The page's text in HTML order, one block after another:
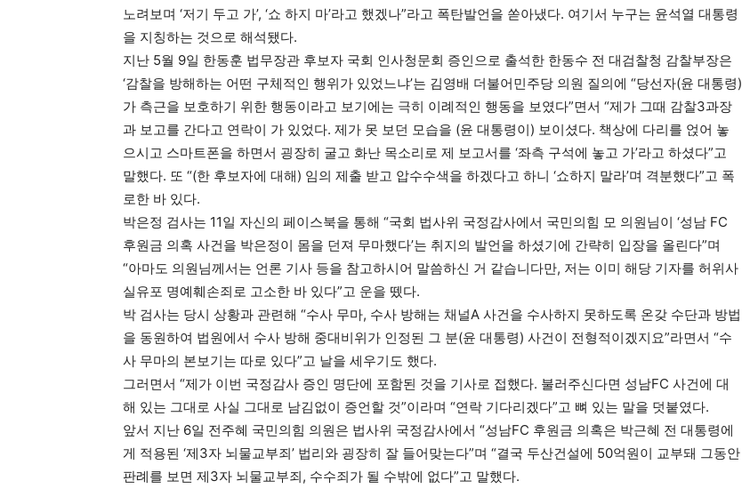
노려보며 ‘저기 두고 가’, ‘쇼 하지 마’라고 했겠나”라고 폭탄발언을 쏟아냈다. 여기서 누구는 윤석열 대통령
을 지칭하는 것으로 해석됐다.
지난 5월 9일 한동훈 법무장관 후보자 국회 인사청문회 증인으로 출석한 한동수 전 대검찰청 감찰부장은
‘감찰을 방해하는 어떤 구체적인 행위가 있었느냐’는 김영배 더불어민주당 의원 질의에 “당선자(윤 대통령)
가 측근을 보호하기 위한 행동이라고 보기에는 극히 이례적인 행동을 보였다”면서 “제가 그때 감찰3과장
과 보고를 간다고 연락이 가 있었다. 제가 못 보던 모습을 (윤 대통령이) 보이셨다. 책상에 다리를 얹어 놓
으시고 스마트폰을 하면서 굉장히 굴고 화난 목소리로 제 보고서를 ‘좌측 구석에 놓고 가’라고 하셨다”고
말했다. 또 “(한 후보자에 대해) 임의 제출 받고 압수수색을 하겠다고 하니 ‘쇼하지 말라’며 격분했다”고 폭
로한 바 있다.
박은정 검사는 11일 자신의 페이스북을 통해 “국회 법사위 국정감사에서 국민의힘 모 의원님이 ‘성남 FC
후원금 의혹 사건을 박은정이 몸을 던져 무마했다’는 취지의 발언을 하셨기에 간략히 입장을 올린다”며
“아마도 의원님께서는 언론 기사 등을 참고하시어 말씀하신 거 같습니다만, 저는 이미 해당 기자를 허위사
실유포 명예훼손죄로 고소한 바 있다”고 운을 뗐다.
박 검사는 당시 상황과 관련해 “수사 무마, 수사 방해는 채널A 사건을 수사하지 못하도록 온갖 수단과 방법
을 동원하여 법원에서 수사 방해 중대비위가 인정된 그 분(윤 대통령) 사건이 전형적이겠지요”라면서 “수
사 무마의 본보기는 따로 있다”고 날을 세우기도 했다.
그러면서 “제가 이번 국정감사 증인 명단에 포함된 것을 기사로 접했다. 불러주신다면 성남FC 사건에 대
해 있는 그대로 사실 그대로 남김없이 증언할 것”이라며 “연락 기다리겠다”고 뼈 있는 말을 덧붙였다.
앞서 지난 6일 전주혜 국민의힘 의원은 법사위 국정감사에서 “성남FC 후원금 의혹은 박근혜 전 대통령에
게 적용된 ‘제3자 뇌물교부죄’ 법리와 굉장히 잘 들어맞는다”며 “결국 두산건설에 50억원이 교부돼 그동안
판례를 보면 제3자 뇌물교부죄, 수수죄가 될 수밖에 없다”고 말했다.